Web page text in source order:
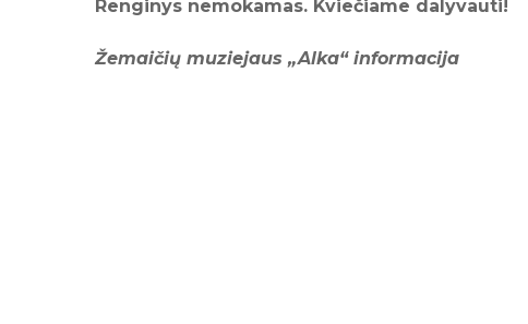
Renginys nemokamas. Kviečiame dalyvauti!
Žemaičių muziejaus „Alka“ informacija